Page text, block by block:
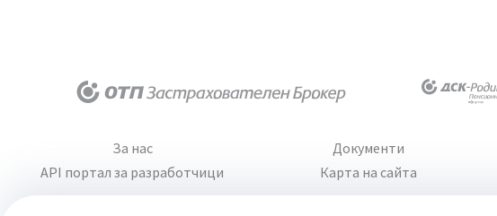
За нас
API портал за разработчици
Документи
Карта на сайта